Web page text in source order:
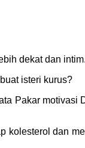
dekat dan
isteri kurus?
Pakar
kolesterol dan